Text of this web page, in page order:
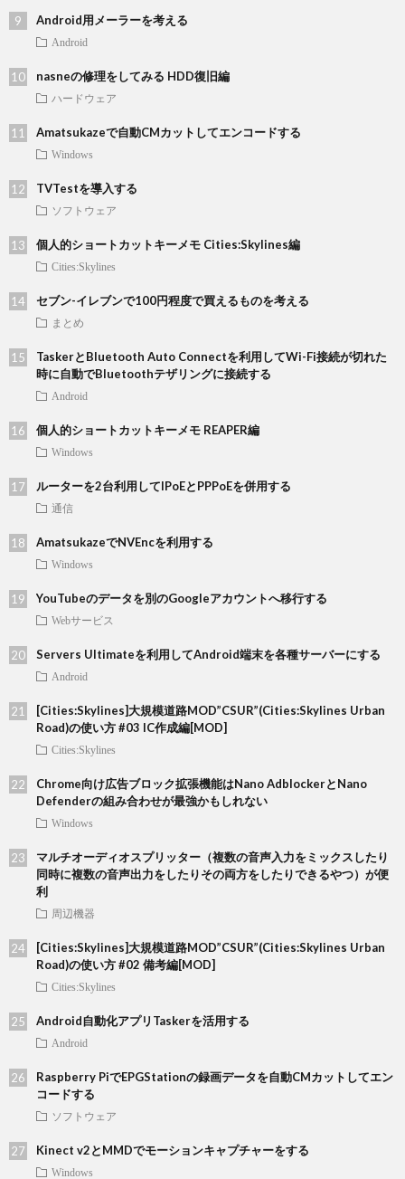
Android用メーラーを考える
Android
nasneの修理をしてみる HDD復旧編
ハードウェア
Amatsukazeで自動CMカットしてエンコードする
Windows
TVTestを導入する
ソフトウェア
個人的ショートカットキーメモ Cities:Skylines編
Cities:Skylines
セブン-イレブンで100円程度で買えるものを考える
まとめ
TaskerとBluetooth Auto Connectを利用してWi-Fi接続が切れた
時に自動でBluetoothテザリングに接続する
Android
個人的ショートカットキーメモ REAPER編
Windows
ルーターを2台利用してIPoEとPPPoEを併用する
通信
AmatsukazeでNVEncを利用する
Windows
YouTubeのデータを別のGoogleアカウントへ移行する
Webサービス
Servers Ultimateを利用してAndroid端末を各種サーバーにする
Android
[Cities:Skylines]大規模道路MOD”CSUR”(Cities:Skylines Urban
Road)の使い方 #03 IC作成編[MOD]
Cities:Skylines
Chrome向け広告ブロック拡張機能はNano AdblockerとNano
Defenderの組み合わせが最強かもしれない
Windows
マルチオーディオスプリッター（複数の音声入力をミックスしたり
同時に複数の音声出力をしたりその両方をしたりできるやつ）が便
利
周辺機器
[Cities:Skylines]大規模道路MOD”CSUR”(Cities:Skylines Urban
Road)の使い方 #02 備考編[MOD]
Cities:Skylines
Android自動化アプリTaskerを活用する
Android
Raspberry PiでEPGStationの録画データを自動CMカットしてエン
コードする
ソフトウェア
Kinect v2とMMDでモーションキャプチャーをする
Windows